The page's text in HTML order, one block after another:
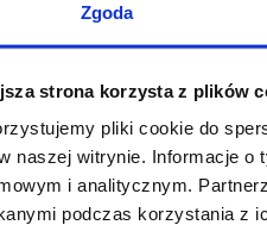
Zgoda
strona korzysta z plików
pliki cookie do
naszej witrynie. Informacje o
i analitycznym.
podczas korzystania z
Natalia Stakhniuk